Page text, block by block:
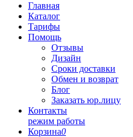
Главная
Каталог
Тарифы
Помощь
Отзывы
Дизайн
Сроки доставки
Обмен и возврат
Блог
Заказать юр.лицу
Контакты
режим работы
Корзина0